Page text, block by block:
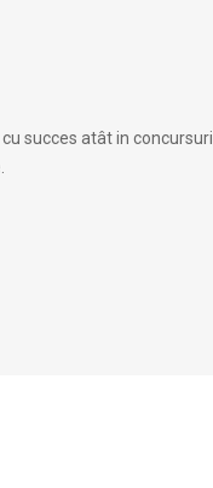
succes atât in concursuri